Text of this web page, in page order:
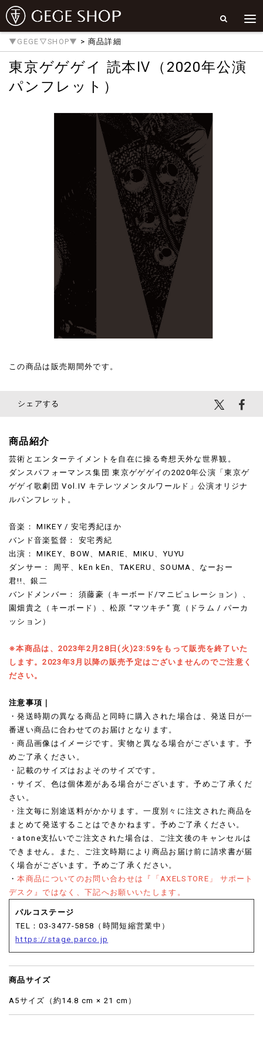
▼GEGE▽SHOP▼ > 商品詳細
東京ゲゲゲイ 読本Ⅳ（2020年公演
パンフレット）
この商品は販売期間外です。
シェアする
商品紹介
芸術とエンターテイメントを自在に操る奇想天外な世界観。
ダンスパフォーマンス集団 東京ゲゲゲイの2020年公演「東京ゲ
ゲゲイ歌劇団 Vol.IV キテレツメンタルワールド」公演オリジナ
ルパンフレット。
音楽： MIKEY / 安宅秀紀ほか
バンド音楽監督： 安宅秀紀
出演： MIKEY、BOW、MARIE、MIKU、YUYU
ダンサー： 周平、kEn kEn、TAKERU、SOUMA、なーおー
君!!、銀二
バンドメンバー： 須藤豪（キーボード/マニピュレーション）、
園畑貴之（キーボード）、松原 “マツキチ“ 寛（ドラム / パーカ
ッション）
※本商品は、2023年2月28日(火)23:59をもって販売を終了いた
します。2023年3月以降の販売予定はございませんのでご注意く
ださい。
注意事項｜
・発送時期の異なる商品と同時に購入された場合は、 発送日が一
番遅い商品に合わせてのお届けとなります。
・商品画像はイメージです。実物と異なる場合がございます。予
めご了承ください。
・記載のサイズはおよそのサイズです。
・サイズ、色は個体差がある場合がございます。予めご了承くだ
さい。
・注文毎に別途送料がかかります。一度別々に注文された商品を
まとめて発送することはできかねます。予めご了承ください。
・atone支払いでご注文された場合は、ご注文後のキャンセルは
できません。また、ご注文時期により商品お届け前に請求書が届
く場合がございます。予めご了承ください。
・本商品についてのお問い合わせは『「AXELSTORE」 サポート
デスク』ではなく、下記へお願いいたします。
パルコステージ
TEL：03-3477-5858（時間短縮営業中）
https://stage.parco.jp
商品サイズ
A5サイズ（約14.8 cm × 21 cm）